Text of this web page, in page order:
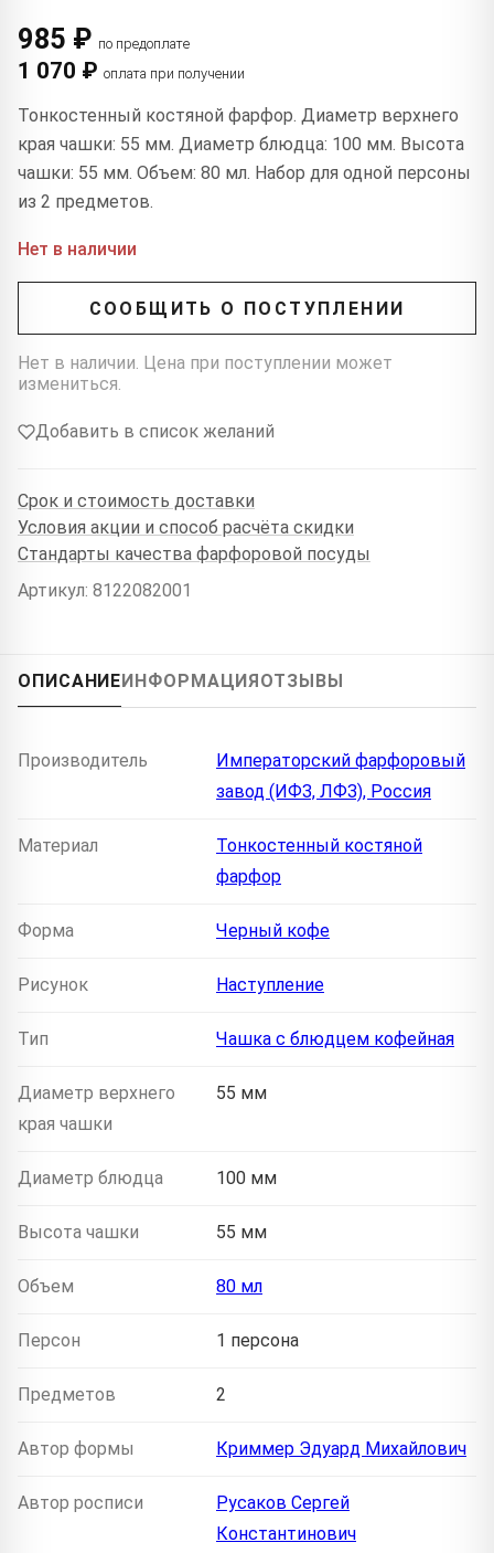
985 ₽ по предоплате
1 070 ₽ оплата при получении
Тонкостенный костяной фарфор. Диаметр верхнего
края чашки: 55 мм. Диаметр блюдца: 100 мм. Высота
чашки: 55 мм. Объем: 80 мл. Набор для одной персоны
из 2 предметов.
Нет в наличии
СООБЩИТЬ О ПОСТУПЛЕНИИ
Нет в наличии. Цена при поступлении может
измениться.
Добавить в список желаний
Срок и стоимость доставки
Условия акции и способ расчёта скидки
Стандарты качества фарфоровой посуды
Артикул: 8122082001
ОПИСАНИЕИНФОРМАЦИЯОТЗЫВЫ
Производитель
Императорский фарфоровый
завод (ИФЗ, ЛФЗ), Россия
Материал
Тонкостенный костяной
фарфор
Форма Черный кофе
Рисунок Наступление
Тип Чашка с блюдцем кофейная
Диаметр верхнего
края чашки
55 мм
Диаметр блюдца 100 мм
Высота чашки 55 мм
Объем 80 мл
Персон 1 персона
Предметов 2
Автор формы Криммер Эдуард Михайлович
Автор росписи
Русаков Сергей
Константинович